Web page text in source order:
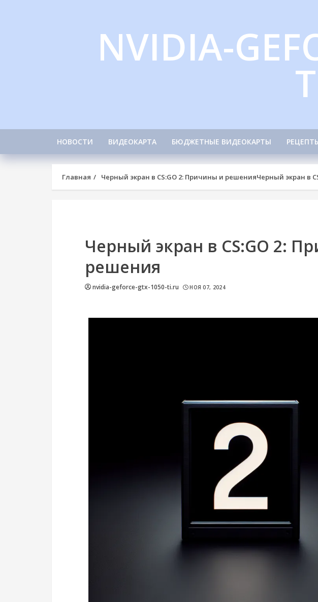
NVIDIA-
НОВОСТИ ВИДЕОКАРТА БЮДЖЕТНЫЕ ВИДЕОКАРТЫ
Главная Черный экран в CS:GO 2: Причины и решенияЧерный экран в
Черный экран в CS:GO 2:
решения
nvidia-geforce-gtx-1050-ti.ru НОЯ 07, 2024